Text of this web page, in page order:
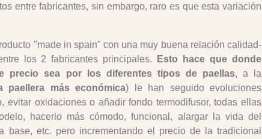
entre fabricantes, sin embargo, raro es que esta variación
"made in spain" con una muy buena relación calidad-
los 2 fabricantes principales.
Esto hace que donde
precio sea por los diferentes tipos de paellas, a la
paellera más económica) le han seguido evoluciones
evitar oxidaciones o añadir fondo termodifusor, todas ellas
hacerlo más cómodo, funcional, alargar la vida del
base, etc. pero incrementando el precio de la tradicional